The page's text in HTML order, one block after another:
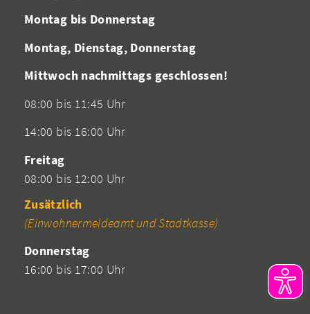
Montag bis Donnerstag
Montag, Dienstag, Donnerstag
Mittwoch nachmittags geschlossen!
08:00 bis 11:45 Uhr
14:00 bis 16:00 Uhr
Freitag
08:00 bis 12:00 Uhr
Zusätzlich
(Einwohnermeldeamt und Stadtkasse)
Donnerstag
16:00 bis 17:00 Uhr